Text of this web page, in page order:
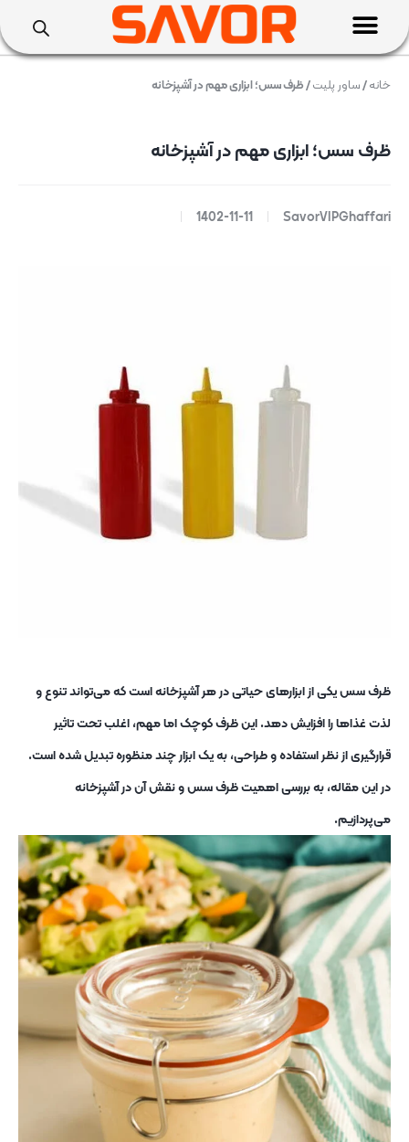
خانه/ساور پلیت/ ظرف سس؛ ابزاری مهم در آشپزخانه
ظرف سس؛ ابزاری مهم در آشپزخانه
SavorVIPGhaffari
1402-11-11
ظرف سس یکی از ابزارهای حیاتی در هر آشپزخانه است که می‌تواند تنوع و
لذت غذاها را افزایش دهد. این ظرف کوچک اما مهم، اغلب تحت‌ تاثیر
قرارگیری از نظر استفاده و طراحی، به یک ابزار چند منظوره تبدیل شده است.
در این مقاله، به بررسی اهمیت ظرف سس و نقش آن در آشپزخانه
می‌پردازیم.